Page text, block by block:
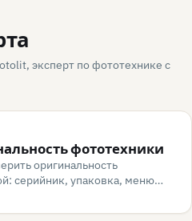
эксперт по фототехнике с
фототехники
оригинальность
серийник, упаковка, меню
— и какие красные флаги
импорте.